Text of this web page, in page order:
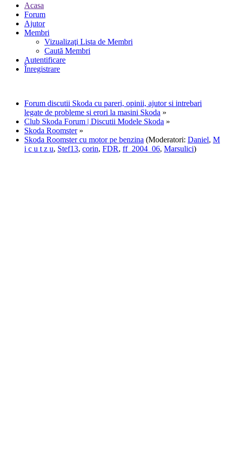
Acasa
Forum
Ajutor
Membri
Vizualizaţi Lista de Membri
Caută Membri
Autentificare
Înregistrare
Forum discutii Skoda cu pareri, opinii, ajutor si intrebari
legate de probleme si erori la masini Skoda »
Club Skoda Forum | Discutii Modele Skoda »
Skoda Roomster»
Skoda Roomster cu motor pe benzina (Moderatori: Daniel, M
i c u t z u, Stef13, corin, FDR, ff_2004_06, Marsulici)